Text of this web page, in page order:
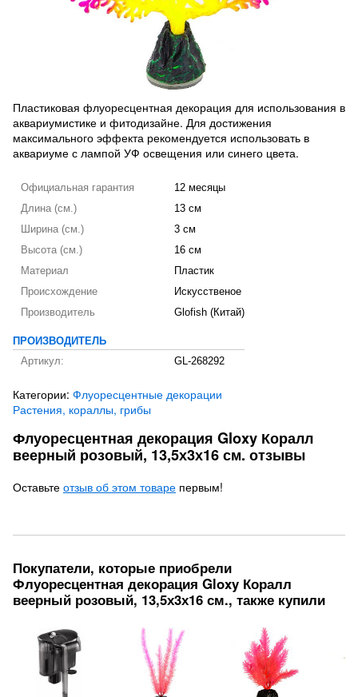
Пластиковая флуоресцентная декорация для использования в
аквариумистике и фитодизайне. Для достижения
максимального эффекта рекомендуется использовать в
аквариуме с лампой УФ освещения или синего цвета.
Официальная гарантия
12 месяцы
Длина (см.)
13 см
Ширина (см.)
3 см
Высота (см.)
16 см
Материал
Пластик
Происхождение
Искусственое
Производитель
Glofish (Китай)
ПРОИЗВОДИТЕЛЬ
Артикул:
GL-268292
Категории: Флуоресцентные декорации
Растения, кораллы, грибы
Флуоресцентная декорация Gloxy Коралл
веерный розовый, 13,5х3х16 см. отзывы
Оставьте отзыв об этом товаре первым!
Покупатели, которые приобрели
Флуоресцентная декорация Gloxy Коралл
веерный розовый, 13,5х3х16 см., также купили